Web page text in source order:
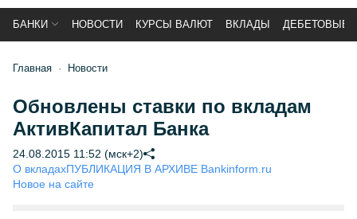
БАНКИ НОВОСТИ КУРСЫ ВАЛЮТ ВКЛАДЫ ДЕБЕТОВЫЕ
Главная Новости
Обновлены ставки по вкладам
АктивКапитал Банка
24.08.2015 11:52 (мск+2)
О вкладахПУБЛИКАЦИЯ В АРХИВЕ Bankinform.ru
Новое на сайте